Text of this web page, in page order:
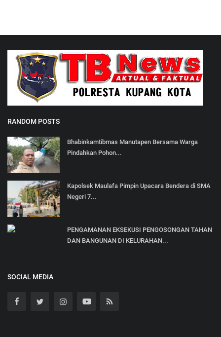
RANDOM POSTS
Bhabinkamtibmas Manutapen Bersama Warga
Pindahkan Pohon...
Kapolsek Maulafa Pimpin Upacara Bendera di SMA
Negeri 7...
PENGAMANAN EKSEKUSI PENGOSONGAN TAHAN
DAN BANGUNAN DI KELURAHAN...
SOCIAL MEDIA